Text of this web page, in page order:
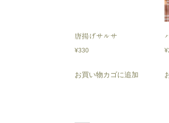
唐揚げサルサ
¥330
お買い物カゴに追加
¥